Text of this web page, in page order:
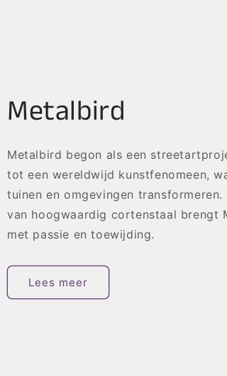
Metalbird
Metalbird begon als een
tot een wereldwijd kunstfenomeen,
tuinen en omgevingen
van hoogwaardig cortenstaal brengt
met passie en toewijding.
Lees meer